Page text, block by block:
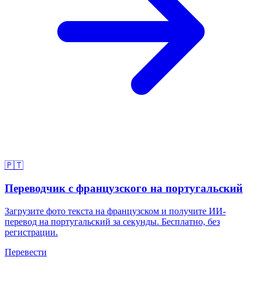
🇵🇹
Переводчик с французского на португальский
Загрузите фото текста на французском и получите ИИ-
перевод на португальский за секунды. Бесплатно, без
регистрации.
Перевести